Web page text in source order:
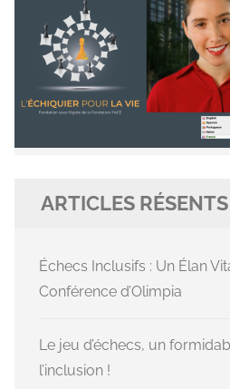
ARTICLES RÉSENTS
Échecs Inclusifs : Un Élan
Conférence d’Olimpia
Le jeu d’échecs, un
l’inclusion !